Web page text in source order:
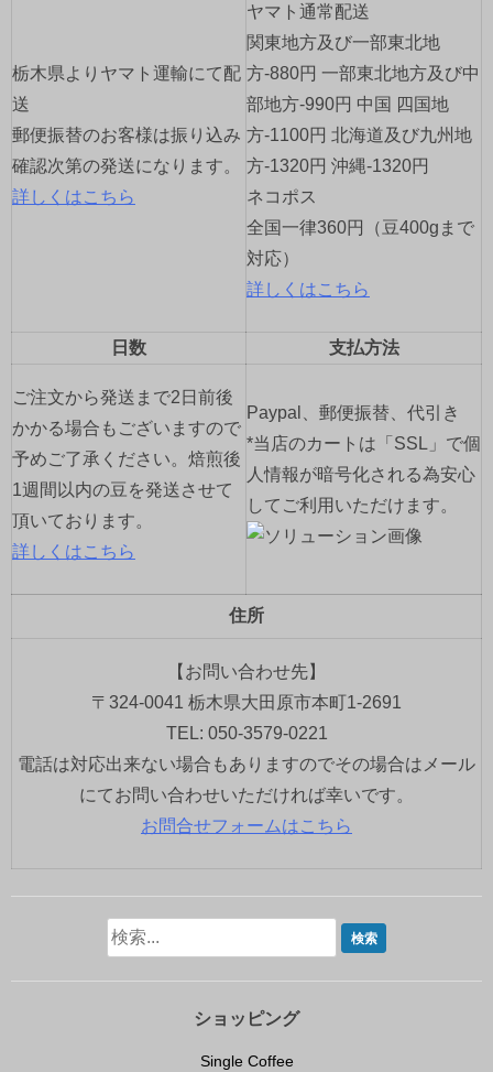
ョ
ン
栃木県よりヤマト運輸にて配
送
郵便振替のお客様は振り込み
確認次第の発送になります。
詳しくはこちら
ヤマト通常配送
関東地方及び一部東北地
方-880円 一部東北地方及び中
部地方-990円 中国 四国地
方-1100円 北海道及び九州地
方-1320円 沖縄-1320円
ネコポス
全国一律360円（豆400gまで
対応）
詳しくはこちら
日数 支払方法
ご注文から発送まで2日前後
かかる場合もございますので
予めご了承ください。焙煎後
1週間以内の豆を発送させて
頂いております。
詳しくはこちら
Paypal、郵便振替、代引き
*当店のカートは「SSL」で個
人情報が暗号化される為安心
してご利用いただけます。
住所
【お問い合わせ先】
〒324-0041 栃木県大田原市本町1-2691
TEL: 050-3579-0221
電話は対応出来ない場合もありますのでその場合はメール
にてお問い合わせいただければ幸いです。
お問合せフォームはこちら
ショッピング
Single Coffee